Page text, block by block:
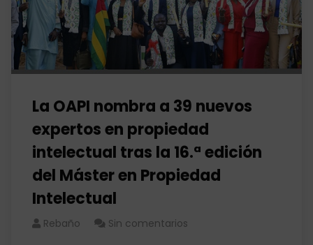
La OAPI nombra a 39 nuevos
expertos en propiedad
intelectual tras la 16.ª edición
del Máster en Propiedad
Intelectual
Rebaño Sin comentarios